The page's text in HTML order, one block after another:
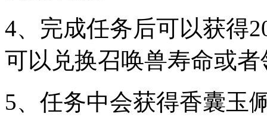
4、完成任务后可以获得
可以兑换召唤兽寿命或
5、任务中会获得香囊玉